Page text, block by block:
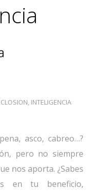
, INTELIGENCIA
asco, cabreo…?
pero no siempre
nos aporta. ¿Sabes
en tu beneficio,